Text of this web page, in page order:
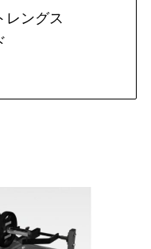
レングス